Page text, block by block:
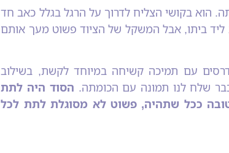
הוא בקושי הצליח לדרוך על הרגל בגלל כאב חד
ביתו, אבל המשקל של הציוד פשוט מעך אותם
עם תמיכה קשיחה במיוחד לקשת, בשילוב
שלח לנו תמונה עם הכומתה. הסוד היה לתת
ככל שתהיה, פשוט לא מסוגלת לתת לכל